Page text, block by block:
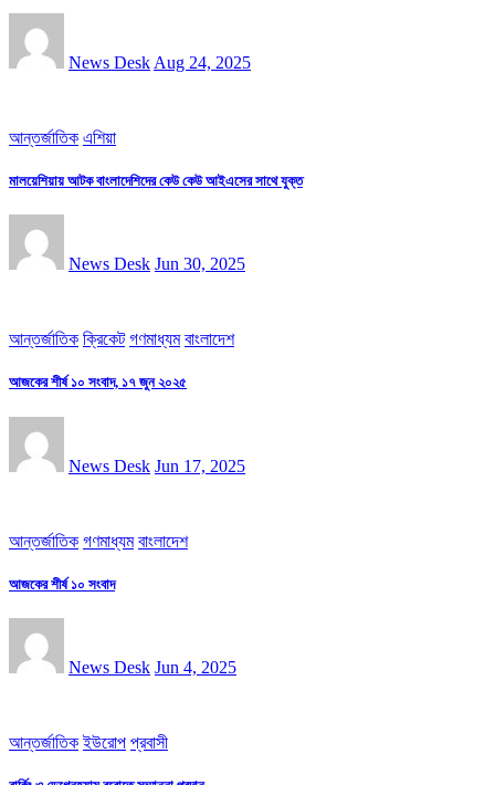
News Desk Aug 24, 2025
আন্তর্জাতিক এশিয়া
মালয়েশিয়ায় আটক বাংলাদেশিদের কেউ কেউ আইএসের সাথে যুক্ত
News Desk Jun 30, 2025
আন্তর্জাতিক ক্রিকেট গণমাধ্যম বাংলাদেশ
আজকের শীর্ষ ১০ সংবাদ, ১৭ জুন ২০২৫
News Desk Jun 17, 2025
আন্তর্জাতিক গণমাধ্যম বাংলাদেশ
আজকের শীর্ষ ১০ সংবাদ
News Desk Jun 4, 2025
আন্তর্জাতিক ইউরোপ প্রবাসী